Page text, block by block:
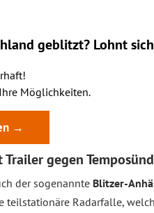
geblitzt? Lohnt
Möglichkeiten.
→
gegen
der sogenannte Blitzer-
teilstationäre Radarfalle,